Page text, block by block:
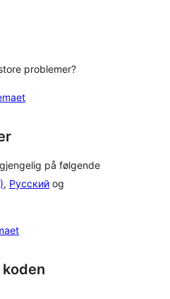
problemer?
på følgende
, Русский og
koden